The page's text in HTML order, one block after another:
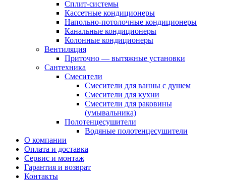
Сплит-системы
Кассетные кондиционеры
Напольно-потолочные кондиционеры
Канальные кондиционеры
Колонные кондиционеры
Вентиляция
Приточно — вытяжные установки
Сантехника
Смесители
Смесители для ванны с душем
Смесители для кухни
Смесители для раковины
(умывальника)
Полотенцесушители
Водяные полотенцесушители
О компании
Оплата и доставка
Сервис и монтаж
Гарантия и возврат
Контакты